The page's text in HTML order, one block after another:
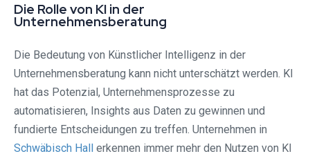
Die Rolle von KI in der
Unternehmensberatung
Die Bedeutung von Künstlicher Intelligenz in der
Unternehmensberatung kann nicht unterschätzt werden. KI
hat das Potenzial, Unternehmensprozesse zu
automatisieren, Insights aus Daten zu gewinnen und
fundierte Entscheidungen zu treffen. Unternehmen in
Schwäbisch Hall erkennen immer mehr den Nutzen von KI